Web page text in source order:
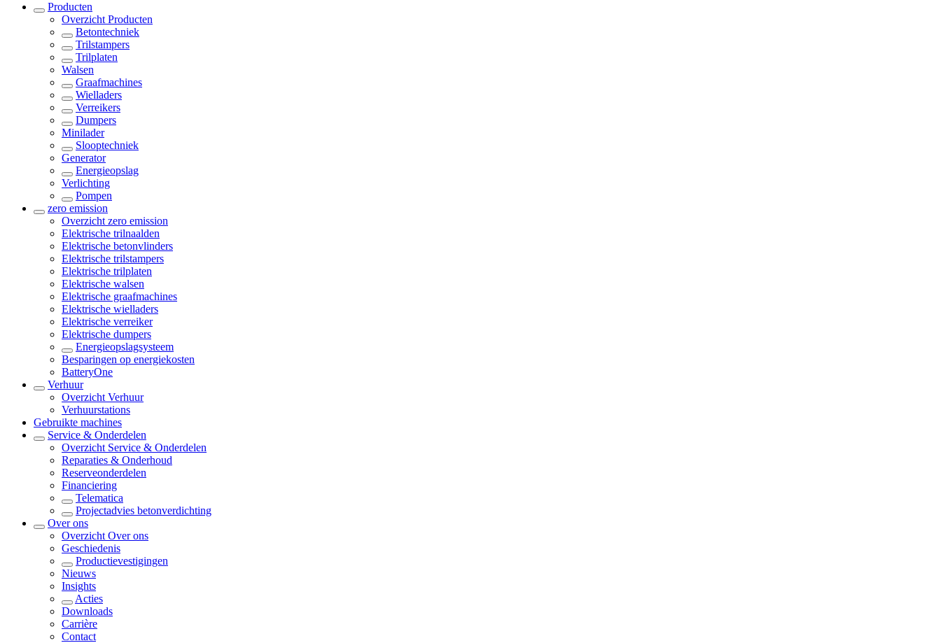
Producten
Overzicht Producten
Betontechniek
Trilstampers
Trilplaten
Walsen
Graafmachines
Wielladers
Verreikers
Dumpers
Minilader
Slooptechniek
Generator
Energieopslag
Verlichting
Pompen
zero emission
Overzicht zero emission
Elektrische trilnaalden
Elektrische betonvlinders
Elektrische trilstampers
Elektrische trilplaten
Elektrische walsen
Elektrische graafmachines
Elektrische wielladers
Elektrische verreiker
Elektrische dumpers
Energieopslagsysteem
Besparingen op energiekosten
BatteryOne
Verhuur
Overzicht Verhuur
Verhuurstations
Gebruikte machines
Service & Onderdelen
Overzicht Service & Onderdelen
Reparaties & Onderhoud
Reserveonderdelen
Financiering
Telematica
Projectadvies betonverdichting
Over ons
Overzicht Over ons
Geschiedenis
Productievestigingen
Nieuws
Insights
Acties
Downloads
Carrière
Contact